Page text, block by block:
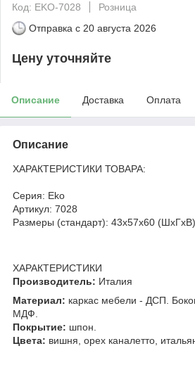
Код: EKO-7028
Розница
Отправка с 20 августа 2026
Цену уточняйте
Описание Доставка Оплата
Описание
ХАРАКТЕРИСТИКИ ТОВАРА:
Серия: Eko
Артикул: 7028
Размеры (стандарт): 43x57x60 (ШхГхВ)
ХАРАКТЕРИСТИКИ
Производитель: Италия
Материал: каркас мебели - ДСП.
МДФ.
Покрытие: шпон.
Цвета: вишня, орех каналетто,